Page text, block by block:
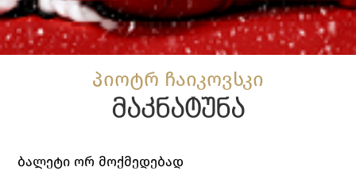
პიოტრ ჩაიკოვსკი
მაკნატუნა
ბალეტი ორ მოქმედებად